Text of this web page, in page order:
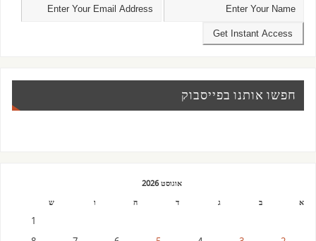
חפשו אותנו בפייסבוק
אוגוסט 2026
א
ב ג ד ה ו ש
1